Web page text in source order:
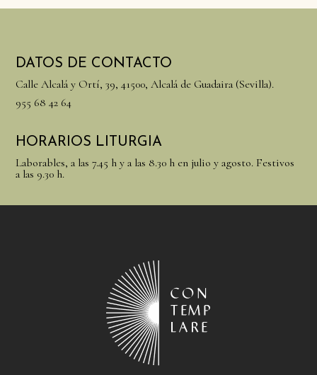
DATOS DE CONTACTO
Calle Alcalá y Ortí, 39, 41500, Alcalá de Guadaira (Sevilla).
955 68 42 64
HORARIOS LITURGIA
Laborables, a las 7.45 h y a las 8.30 h en julio y agosto. Festivos
a las 9.30 h.